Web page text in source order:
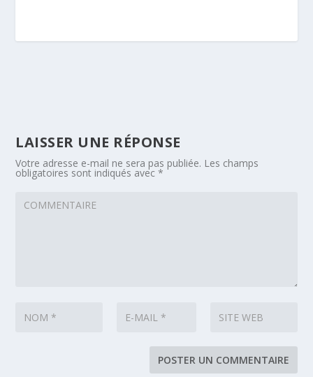
LAISSER UNE RÉPONSE
Votre adresse e-mail ne sera pas publiée. Les champs
obligatoires sont indiqués avec*